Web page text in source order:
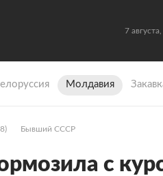
7
Молдавия
Бывший СССР
с